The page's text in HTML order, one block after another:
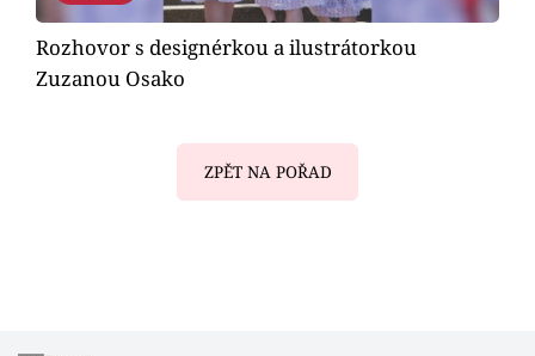
Rozhovor s designérkou a ilustrátorkou
Zuzanou Osako
ZPĚT NA POŘAD